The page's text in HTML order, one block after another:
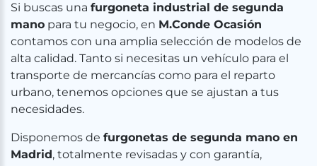
Si buscas una furgoneta industrial de segunda
mano para tu negocio, en M.Conde Ocasión
contamos con una amplia selección de modelos de
alta calidad. Tanto si necesitas un vehículo para el
transporte de mercancías como para el reparto
urbano, tenemos opciones que se ajustan a tus
necesidades.
Disponemos de furgonetas de segunda mano en
Madrid, totalmente revisadas y con garantía,